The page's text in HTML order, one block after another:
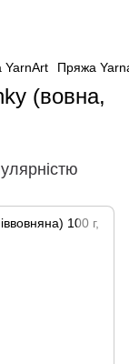
YarnArt Пряжа
(вовна,